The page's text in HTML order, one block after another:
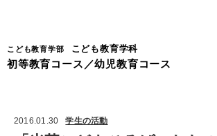
こども教育学部 こども教育学科
初等教育コース／幼児教育コース
2016.01.30 学生の活動